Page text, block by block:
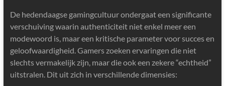
De hedendaagse gamingcultuur ondergaat een significante
verschuiving waarin authenticiteit niet enkel meer een
modewoord is, maar een kritische parameter voor succes en
geloofwaardigheid. Gamers zoeken ervaringen die niet
slechts vermakelijk zijn, maar die ook een zekere “echtheid”
uitstralen. Dit uit zich in verschillende dimensies: